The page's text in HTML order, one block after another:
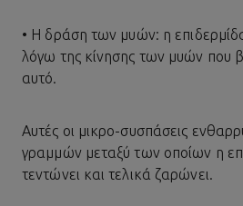
• Η δράση των μυών: η
λόγω της κίνησης των μυών που
αυτό.
Αυτές οι μικρο-συσπάσεις
γραμμών μεταξύ των οποίων η
τεντώνει και τελικά ζαρώνει.